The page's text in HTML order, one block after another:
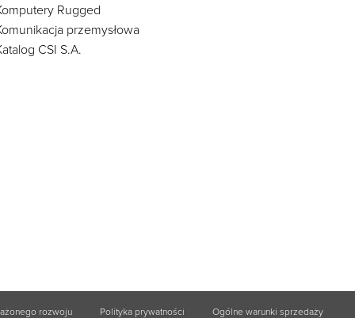
Rugged
przemysłowa
CSI S.A.
rozwoju Polityka prywatności Ogólne warunki sprzedaży